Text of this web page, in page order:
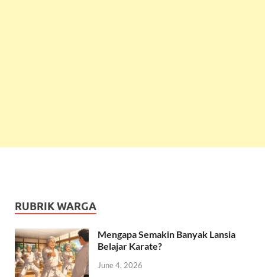
RUBRIK WARGA
Mengapa Semakin Banyak Lansia
Belajar Karate?
June 4, 2026